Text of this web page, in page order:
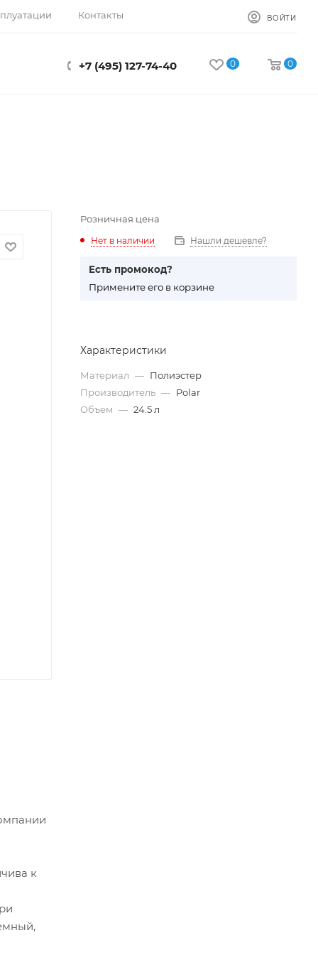
Контакты ВОЙТИ
+7 (495) 127-74-40 0 0
к
Розничная цена
Нет в наличии Нашли дешевле?
Есть промокод?
Примените его в корзине
Характеристики
Материал — Полиэстер
Производитель — Polar
Объем — 24.5 л